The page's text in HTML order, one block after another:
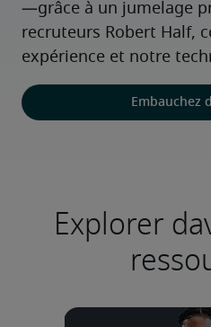
—grâce à un jumelage
recruteurs Robert Half,
expérience et notre
Embauchez
Explorer